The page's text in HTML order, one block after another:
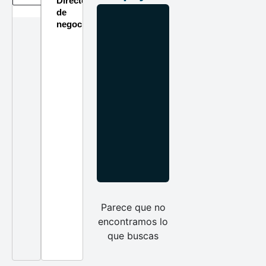
de
negocios
Parece que no
encontramos lo
que buscas